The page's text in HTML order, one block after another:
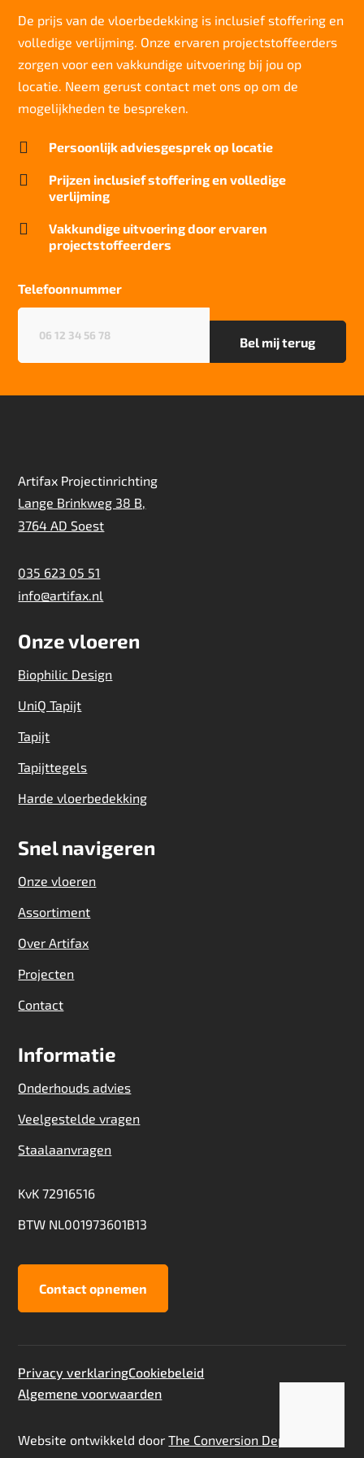
7/8
Slijtvastheid NF EN 1307
klasse 33 LC 1+ Rolstoel A
Thermische weerstand
0,17 m²C° / W
24 dB
Brandwerend
Bfl-S1
Kwaliteitslabel GUT
0C668DA8
sterk
Project gebruik
sterk
De prijs van de vloerbedekking is inclusief stoffering en
volledige verlijming. Onze ervaren projectstoffeerders
zorgen voor een vakkundige uitvoering bij jou op
locatie. Neem gerust contact met ons op om de
mogelijkheden te bespreken.
 Persoonlijk adviesgesprek op locatie

Prijzen inclusief stoffering en volledige
verlijming

Vakkundige uitvoering door ervaren
projectstoffeerders
Telefoonnummer
Artifax Projectinrichting
Lange Brinkweg 38 B,
3764 AD Soest
035 623 05 51
info@artifax.nl
Onze vloeren
Biophilic Design
UniQ Tapijt
Tapijt
Tapijttegels
Harde vloerbedekking
Snel navigeren
Onze vloeren
Assortiment
Over Artifax
Projecten
Contact
Informatie
Onderhouds advies
Veelgestelde vragen
Staalaanvragen
KvK 72916516
BTW NL001973601B13
Contact opnemen
Privacy verklaringCookiebeleid
Algemene voorwaarden
Website ontwikkeld doorThe Conversion Department